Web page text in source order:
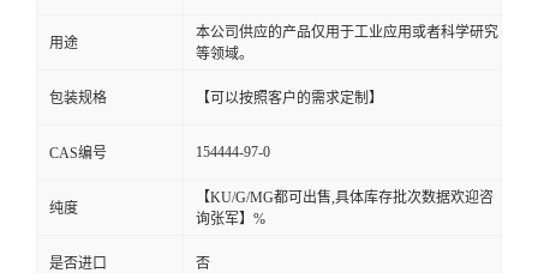
用途
本公司供应的产品仅用于工业应用或者科学研究
等领域。
包装规格 【可以按照客户的需求定制】
CAS编号 154444-97-0
纯度
【KU/G/MG都可出售,具体库存批次数据欢迎咨
询张军】%
是否进口 否